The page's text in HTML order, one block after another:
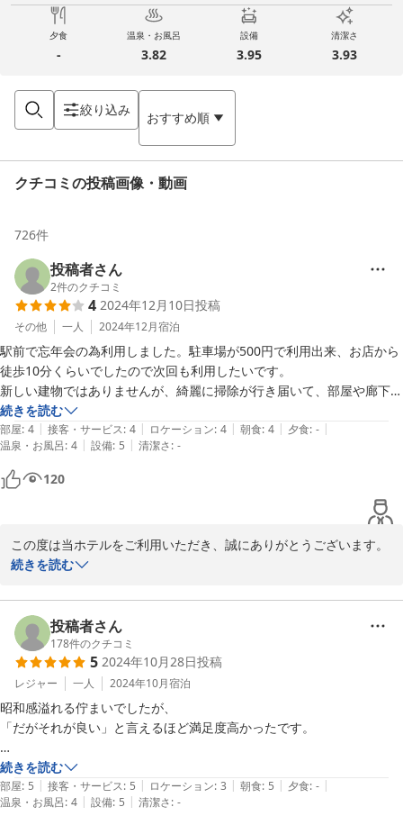
夕食
-
温泉・お風呂
3.82
設備
3.95
清潔さ
3.93
絞り込み おすすめ順
クチコミの投稿画像・動画
726件
投稿者さん
2件のクチコミ
4 2024年12月10日投稿
その他 一人 2024年12月宿泊
駅前で忘年会の為利用しました。駐車場が500円で利用出来、お店から
徒歩10分くらいでしたので次回も利用したいです。
新しい建物ではありませんが、綺麗に掃除が行き届いて、部屋や廊下に
飾られた絵が素敵でした。
朝ごはんの白米美味しかったです。
12月寒い日でしたが、電気敷き毛布が備えられていて最高でした。
続きを読む
部屋: 4 | 接客・サービス: 4 | ロケーション: 4 | 朝食: 4 | 夕食: - |
温泉・お風呂: 4 | 設備: 5 | 清潔さ: -
120
この度は当ホテルをご利用いただき、誠にありがとうございます。
な点にお気づきいただき大変嬉しく存じます。
設備に新しさはございませんが、今後とも快適で清潔な空間づくり
に努めてまいります。
セントラルホテル＜福島県＞
2026-05-26
続きを読む
投稿者さん
178件のクチコミ
5 2024年10月28日投稿
レジャー 一人 2024年10月宿泊
昭和感溢れる佇まいでしたが、
「だがそれが良い」と言えるほど満足度高かったです。
古さは感じますが清潔感ありますし、常時通電のコンセントも多数（4
箇所はあった）。
机意外にも台が多かったのが役立ちます。
続きを読む
部屋: 5 | 接客・サービス: 5 | ロケーション: 3 | 朝食: 5 | 夕食: - |
温泉・お風呂: 4 | 設備: 5 | 清潔さ: -